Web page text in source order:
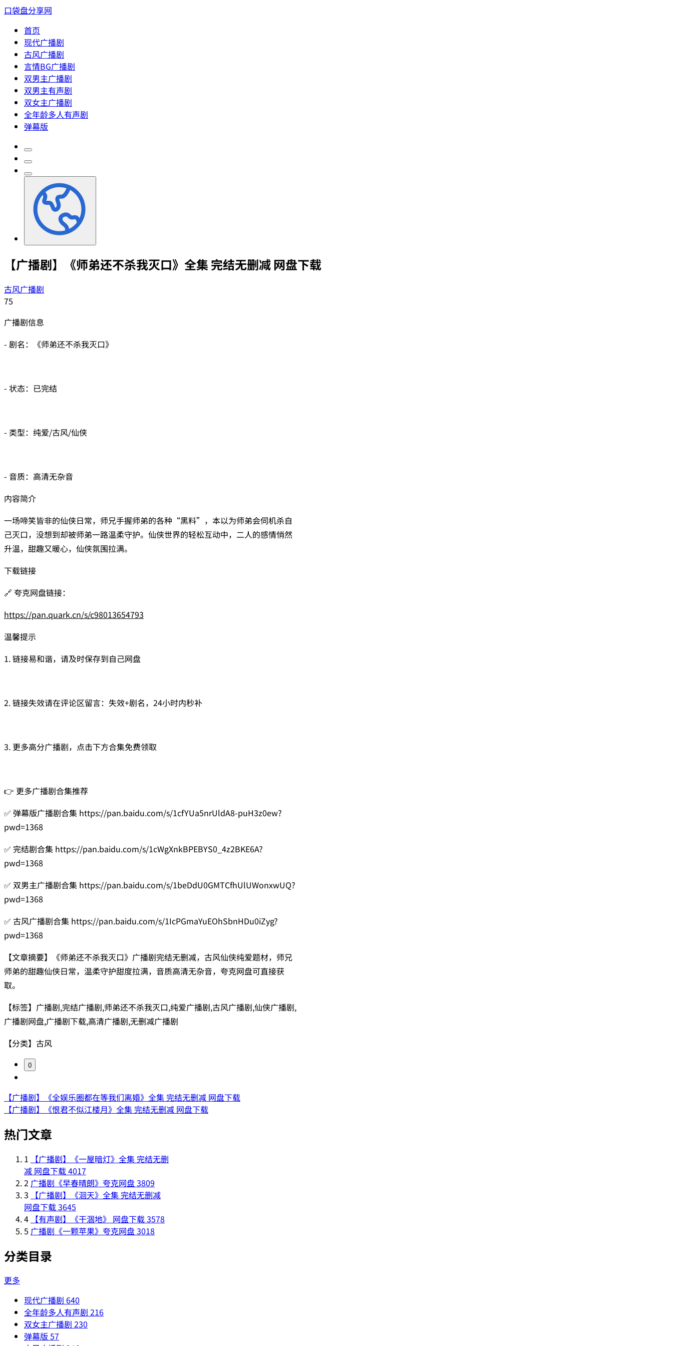
口袋盘分享网
首页
现代广播剧
古风广播剧
言情BG广播剧
双男主广播剧
双男主有声剧
双女主广播剧
全年龄多人有声剧
弹幕版
【广播剧】《师弟还不杀我灭口》全集 完结无删减 网盘下载
古风广播剧
75
广播剧信息
- 剧名：《师弟还不杀我灭口》
- 状态：已完结
- 类型：纯爱/古风/仙侠
- 音质：高清无杂音
内容简介
一场啼笑皆非的仙侠日常，师兄手握师弟的各种“黑料”，本以为师弟会伺机杀自
己灭口，没想到却被师弟一路温柔守护。仙侠世界的轻松互动中，二人的感情悄然
升温，甜趣又暖心，仙侠氛围拉满。
下载链接
🔗 夸克网盘链接：
https://pan.quark.cn/s/c98013654793
温馨提示
1. 链接易和谐，请及时保存到自己网盘
2. 链接失效请在评论区留言：失效+剧名，24小时内秒补
3. 更多高分广播剧，点击下方合集免费领取
👉 更多广播剧合集推荐
✅ 弹幕版广播剧合集 https://pan.baidu.com/s/1cfYUa5nrUldA8-puH3z0ew?
pwd=1368
✅ 完结剧合集 https://pan.baidu.com/s/1cWgXnkBPEBYS0_4z2BKE6A?
pwd=1368
✅ 双男主广播剧合集 https://pan.baidu.com/s/1beDdU0GMTCfhUlUWonxwUQ?
pwd=1368
✅ 古风广播剧合集 https://pan.baidu.com/s/1IcPGmaYuEOhSbnHDu0iZyg?
pwd=1368
【文章摘要】《师弟还不杀我灭口》广播剧完结无删减，古风仙侠纯爱题材，师兄
师弟的甜趣仙侠日常，温柔守护甜度拉满，音质高清无杂音，夸克网盘可直接获
取。
【标签】广播剧,完结广播剧,师弟还不杀我灭口,纯爱广播剧,古风广播剧,仙侠广播剧,
广播剧网盘,广播剧下载,高清广播剧,无删减广播剧
【分类】古风
0
【广播剧】《全娱乐圈都在等我们离婚》全集 完结无删减 网盘下载
【广播剧】《恨君不似江楼月》全集 完结无删减 网盘下载
热门文章
1
【广播剧】《一屋暗灯》全集 完结无删
减 网盘下载4017
2 广播剧《早春晴朗》夸克网盘3809
3
【广播剧】《洄天》全集 完结无删减
网盘下载3645
4 【有声剧】《干涸地》 网盘下载3578
5 广播剧《一颗苹果》夸克网盘3018
分类目录
更多
现代广播剧 640
全年龄多人有声剧 216
双女主广播剧 230
弹幕版 57